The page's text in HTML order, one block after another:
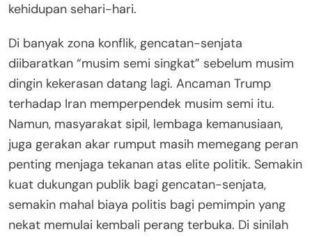
kehidupan sehari-hari.
Di banyak zona konflik, gencatan-senjata
diibaratkan “musim semi singkat” sebelum musim
dingin kekerasan datang lagi. Ancaman Trump
terhadap Iran memperpendek musim semi itu.
Namun, masyarakat sipil, lembaga kemanusiaan,
juga gerakan akar rumput masih memegang peran
penting menjaga tekanan atas elite politik. Semakin
kuat dukungan publik bagi gencatan-senjata,
semakin mahal biaya politis bagi pemimpin yang
nekat memulai kembali perang terbuka. Di sinilah